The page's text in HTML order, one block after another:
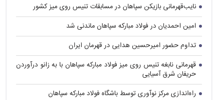
نایب‌قهرمانی بازیکن سپاهان در مسابقات تنیس روی میز کشور
امین احمدیان در فولاد مبارکه سپاهان ماندنی شد
تداوم حضور امیرحسین هدایی در قهرمان ایران
قهرمانی نابغه تنیس روی میز فولاد مبارکه سپاهان با به زانو درآوردن
حریفان شرق آسیایی
راه‌اندازی مرکز نوآوری توسط باشگاه فولاد مبارکه سپاهان